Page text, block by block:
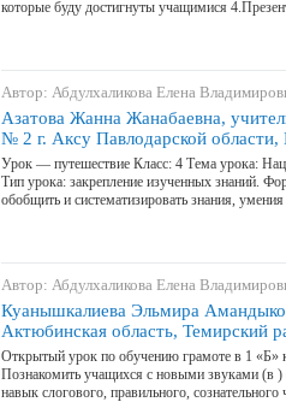
которые буду достигнуты учащимися
Автор: Абдулхаликова Елена
Азатова Жанна Жанабаевна,
№ 2 г. Аксу Павлодарской области,
Урок — путешествие Класс: 4 Тема урока:
Тип урока: закрепление изученных знаний.
обобщить и систематизировать знания,
Автор: Абдулхаликова Елена
Куанышкалиева Эльмира
Актюбинская область, Темирский
Открытый урок по обучению грамоте в 1 «Б»
Познакомить учащихся с новыми звуками (в
навык слогового, правильного,